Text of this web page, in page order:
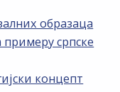
образаца
српске
концепт